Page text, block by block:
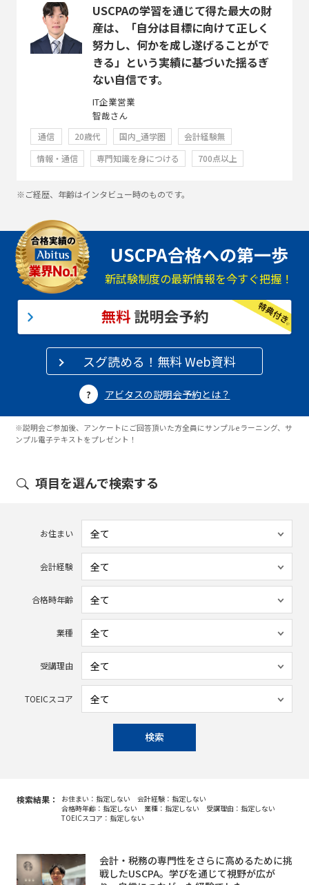
USCPAの学習を通じて得た最大の財
産は、「自分は目標に向けて正しく
努力し、何かを成し遂げることがで
きる」という実績に基づいた揺るぎ
ない自信です。
IT企業営業
智哉さん
通信 20歳代 国内_通学圏
会計経験無
情報・通信
専門知識を身につける 700点以上
※ご経歴、年齢はインタビュー時のものです。
USCPA合格への第一歩
新試験制度の最新情報を今すぐ把握！
スグ読める！無料 Web資料
アビタスの説明会予約とは？
※説明会ご参加後、アンケートにご回答頂いた方全員にサンプルeラーニング、サ
ンプル電子テキストをプレゼント！
項目を選んで検索する
お住まい
会計経験
合格時年齢
業種
受講理由
TOEICスコア
検索
検索結果： お住まい：指定しない
会計経験：指定しない
合格時年齢：指定しない
業種：指定しない
受講理由：指定しない
TOEICスコア：指定しない
会計・税務の専門性をさらに高めるために挑
戦したUSCPA。学びを通じて視野が広が